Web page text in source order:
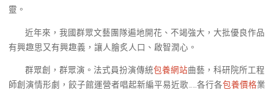
靈。
近年來，我國群眾文藝團隊遍地開花、不竭強大，大批優良作品
有興趣思又有興趣義，讓人膾炙人口、啟智潤心。
群眾創，群眾演。法式員扮演傳統包養網站曲藝，科研院所工程
師創演情形劇，餃子館運營者唱起新編平易近歌……各行各包養價格業